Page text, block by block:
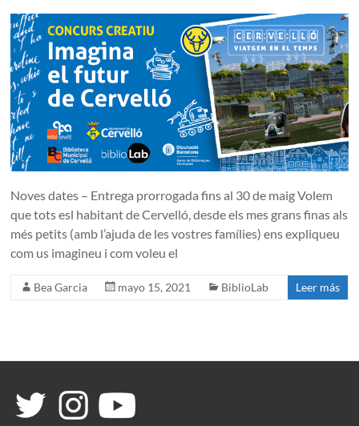
Noves dates – Entrega prorrogada fins al 30 de maig Volem
que tots esl habitant de Cervelló, desde els mes grans finas als
més petits (amb l’ajuda de les vostres famílies) ens expliqueu
com us imagineu i com voleu el
Bea Garcia mayo 15, 2021 BiblioLab Leer más